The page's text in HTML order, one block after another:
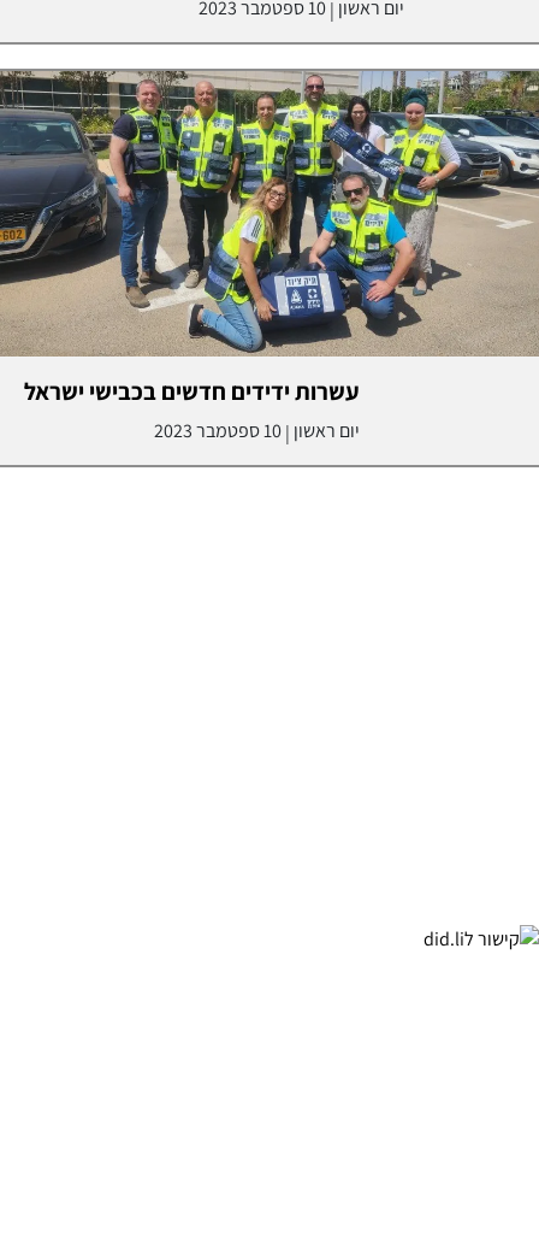
יום ראשון |10 ספטמבר 2023
עשרות ידידים חדשים בכבישי ישראל
יום ראשון |10 ספטמבר 2023